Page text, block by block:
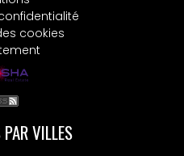
cookies
VILLES